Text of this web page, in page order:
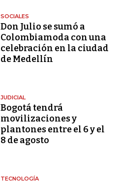
SOCIALES
Don Julio se sumó a
Colombiamoda con una
celebración en la ciudad
de Medellín
JUDICIAL
Bogotá tendrá
movilizaciones y
plantones entre el 6 y el
8 de agosto
TECNOLOGÍA